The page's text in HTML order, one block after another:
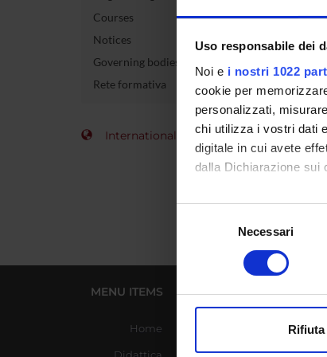
Uso responsabile dei
Noi e i nostri 1022
cookie per
personalizzati,
chi utilizza i vostri dati
digitale in cui avete
dalla Dichiarazione sui
Con il tuo consenso,
raccogliere
digitali).
modificare o ritirare il
Necessari
Rifiuta
Courses
Notices
Governing bodies
Rete formativa
International Students
MENU ITEMS
Home
USEFUL
Azienda